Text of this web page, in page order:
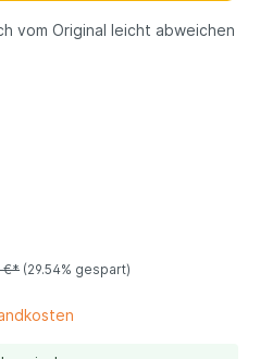
vom Original leicht abweichen
€* (29.54% gespart)